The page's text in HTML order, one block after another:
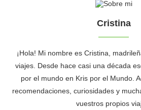
Cristina
¡Hola! Mi nombre es Cristina,
viajes. Desde hace casi una década
por el mundo en Kris por el Mundo.
recomendaciones, curiosidades y
vuestros propios